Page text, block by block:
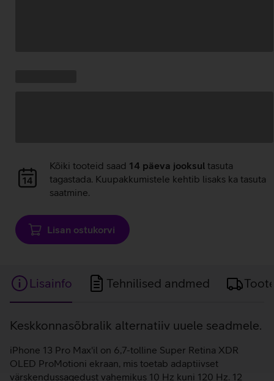
Andmete
laadimine
Kõiki tooteid saad 14 päeva jooksul tasuta
tagastada. Kuupakkumistele kehtib lisaks ka tasuta
saatmine.
Lisan ostukorvi
Lisainfo Tehnilised andmed
Lisainfo
Keskkonnasõbralik alternatiiv uuele seadmele.
iPhone 13 Pro Max'il on 6,7-tolline Super Retina XDR
OLED ProMotioni ekraan, mis toetab adaptiivset
värskendussagedust vahemikus 10 Hz kuni 120 Hz. 12